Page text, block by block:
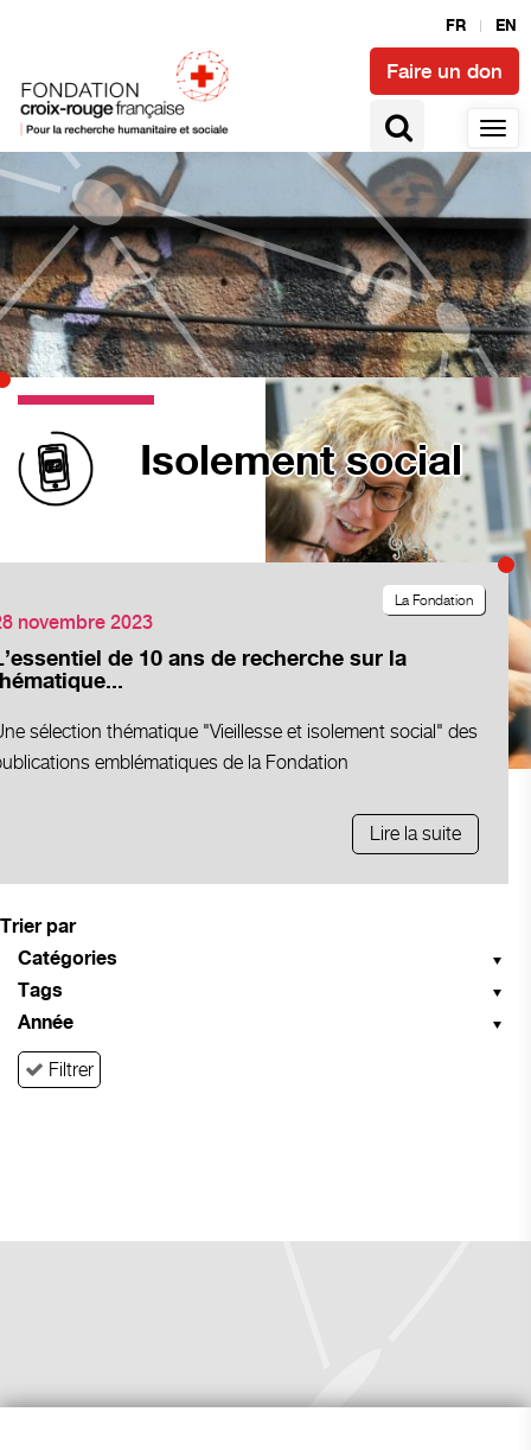
FR EN
Faire un don
Isolement social
novembre 2023
de 10 ans de recherche sur la
La Fondation
sélection thématique "Vieillesse et isolement social" des
emblématiques de la Fondation
Lire la suite
Trier par
Catégories
Tags
Année
Filtrer